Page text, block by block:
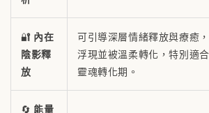
🔐 內在
陰影釋
放
可引導深層情緒釋放與療癒
浮現並被溫柔轉化，特別適
靈魂轉化期。
🔄 能量